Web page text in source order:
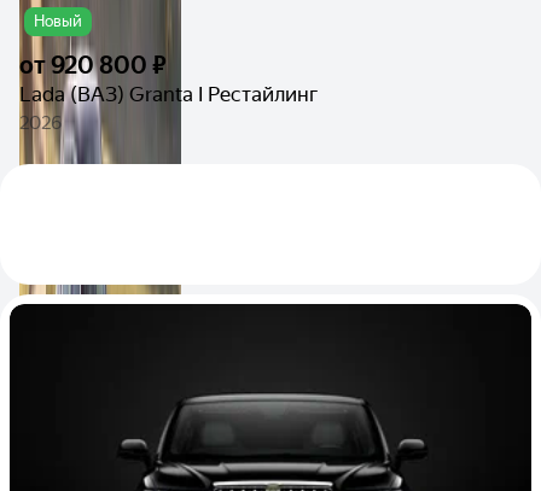
Новый
от920 800 ₽
Lada (ВАЗ) Granta I Рестайлинг
2026